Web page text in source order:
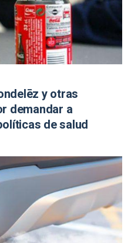
y otras
demandar a
de salud